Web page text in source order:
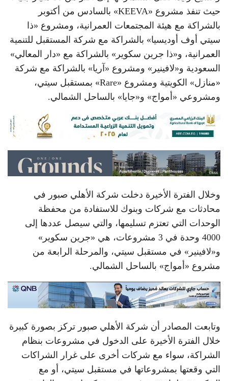
حيث تنفذ مشروع «KEEVA» بالسادس من أكتوبر
بالشراكة مع هيئة المجتمعات العمرانية، ومشروع «ذا
سيتي أوف أوديسيا» بالشراكة مع شركة المستقبل للتنمية
العمرانية، و«ذا جرين سكوير» بالشراكة مع «دار المعالي»
السعودية و«لافينير» ومشروع «آريا» بالشراكة مع شركة
«منازل» الكويتية ومشروع «Rare» بمستقبل سيتي،
ومشروعي «أمواج» و«جايا» بالساحل الشمالي.
وخلال الفترة الأخيرة دخلت شركة الأهلي صبور في
محادثات مع شركات وبنوك للاستفادة من محفظة
الوحدات التي تعتزم تسليمها، والتي سيصل عددها إلى
4000 وحدة في 3 مشروعات، هي «جرين سكوير»
و«لافينير» في مستقبل سيتي، والمرحلة الرابعة من
مشروع «أمواج» بالساحل الشمالي.
وتابعت المصادر أن شركة الأهلي صبور تركز بصورة كبيرة
خلال الفترة الأخيرة على الدخول في مشروعات بنظام
الشراكة، سواء مع شركات أخرى على غرار الشراكات
التي وقعتها بمشروعاتها في مستقبل سيتي، أو مع